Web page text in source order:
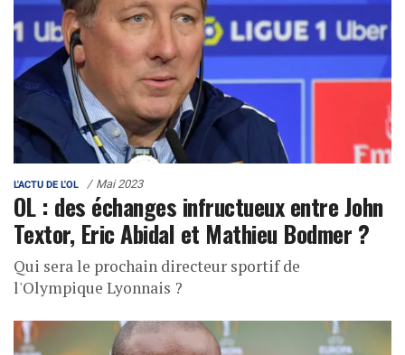
L'ACTU DE L'OL Mai 2023
OL : des échanges infructueux entre John
Textor, Eric Abidal et Mathieu Bodmer ?
Qui sera le prochain directeur sportif de
l'Olympique Lyonnais ?